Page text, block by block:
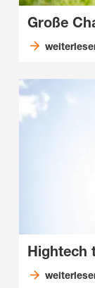
Große
Hightech